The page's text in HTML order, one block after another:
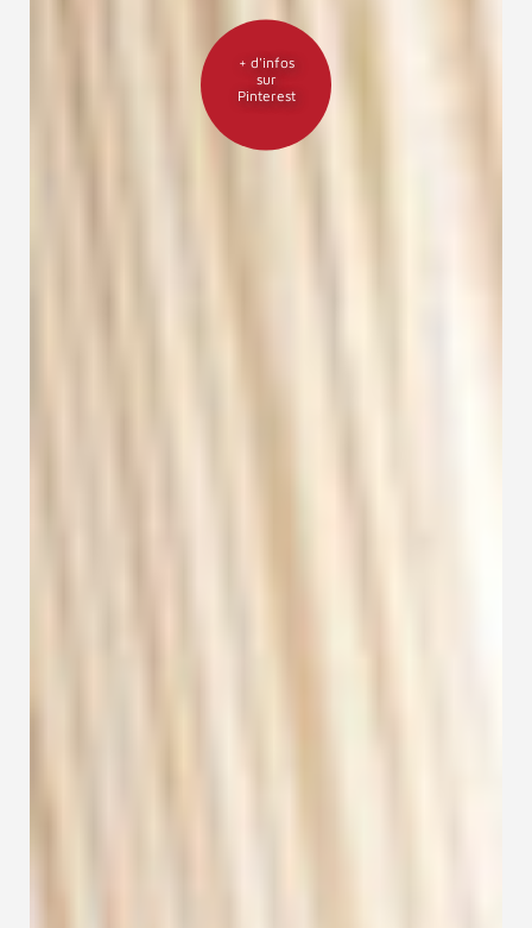
+ d'infos
sur
Pinterest